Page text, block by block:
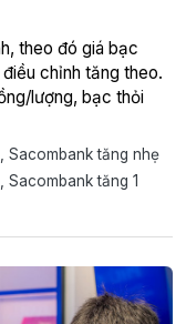
theo đó giá bạc
chỉnh tăng theo.
lượng, bạc thỏi
Sacombank tăng nhẹ
tăng 1